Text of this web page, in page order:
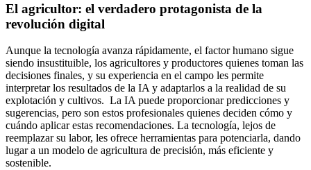
El agricultor: el verdadero protagonista de la
revolución digital
Aunque la tecnología avanza rápidamente, el factor humano sigue
siendo insustituible, los agricultores y productores quienes toman las
decisiones finales, y su experiencia en el campo les permite
interpretar los resultados de la IA y adaptarlos a la realidad de su
explotación y cultivos. La IA puede proporcionar predicciones y
sugerencias, pero son estos profesionales quienes deciden cómo y
cuándo aplicar estas recomendaciones. La tecnología, lejos de
reemplazar su labor, les ofrece herramientas para potenciarla, dando
lugar a un modelo de agricultura de precisión, más eficiente y
sostenible.